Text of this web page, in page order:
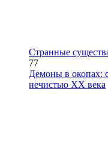
Странные
77
Демоны в окопах:
нечистью XX века